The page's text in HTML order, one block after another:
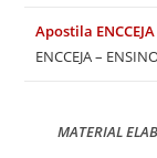
Apostila
ENCCEJA –
MATERIAL